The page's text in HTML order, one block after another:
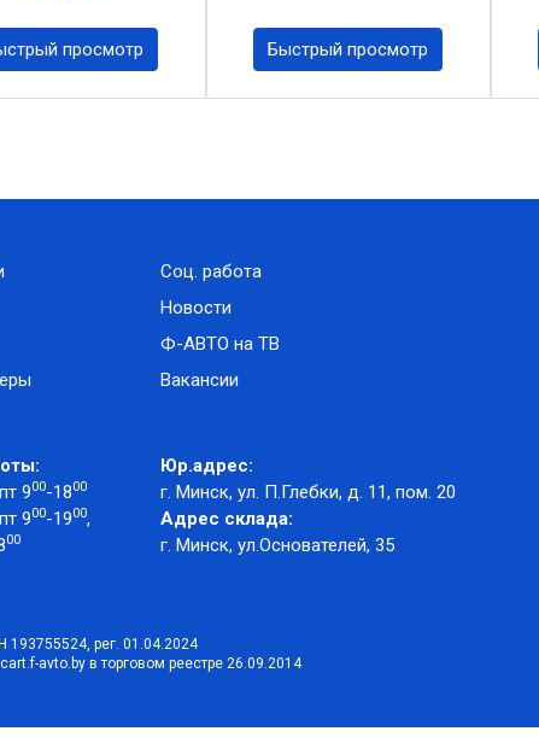
просмотр Быстрый просмотр
Соц. работа
Новости
Ф-АВТО на ТВ
Вакансии
900-1800
900-1900,
00
Юр.адрес:
г. Минск, ул. П.Глебки, д. 11, пом. 20
Адрес склада:
г. Минск, ул.Основателей, 35
рег. 01.04.2024
avto.by в торговом реестре 26.09.2014